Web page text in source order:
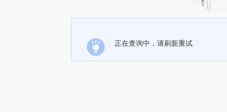
正在查询中，请刷新重试